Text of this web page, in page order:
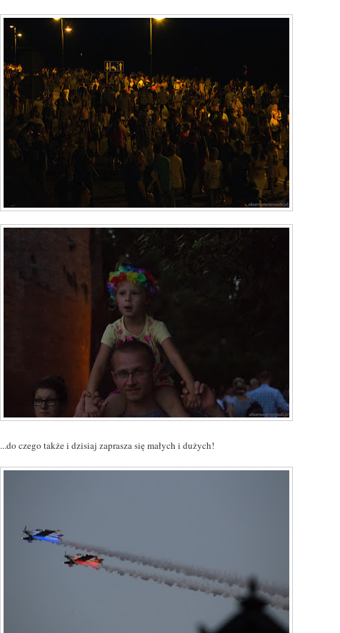
...do czego także i dzisiaj zaprasza się małych i dużych!